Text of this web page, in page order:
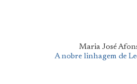
Maria José
A nobre linhagem de